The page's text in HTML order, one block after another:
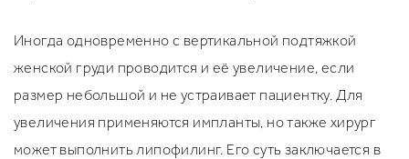
Иногда одновременно с вертикальной подтяжкой
женской груди проводится и её увеличение, если
размер небольшой и не устраивает пациентку. Для
увеличения применяются импланты, но также хирург
может выполнить липофилинг. Его суть заключается в